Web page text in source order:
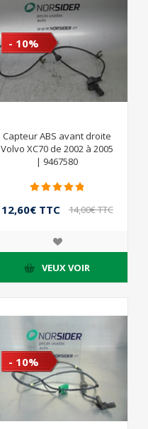
- 10%
Capteur ABS avant droite
Volvo XC70 de 2002 à 2005
| 9467580
12,60€ TTC 14,00€ TTC
VEUX VOIR
- 10%